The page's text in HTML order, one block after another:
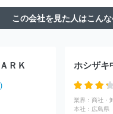
ＥＸ
不二サッシ株式会社
社
日栄インテック株式会
ラサイエンス株式会社
大
社
コスモ工機株式会社
ＮＯＫ株式会社
王子製鉄株式会社
三菱
この会社を見た人はこん
ＲＫ ホシザキ
業界：
本社： 広島県